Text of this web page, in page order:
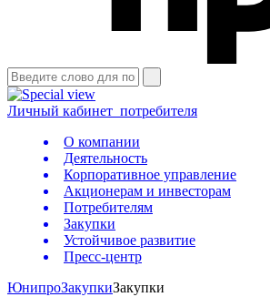
Личный кабинет потребителя
О компании
Деятельность
Корпоративное управление
Акционерам и инвесторам
Потребителям
Закупки
Устойчивое развитие
Пресс-центр
ЮнипроЗакупкиЗакупки